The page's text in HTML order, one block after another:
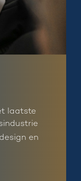
laatste
en